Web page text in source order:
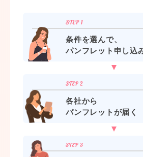
条件を選んで、
パンフレット申し込
各社から
パンフレットが届く